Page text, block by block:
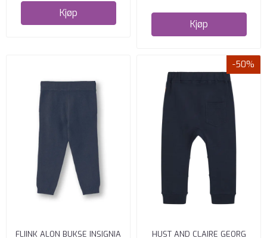
Kjøp
Kjøp
FLIINK ALON BUKSE INSIGNIA
-50%
HUST AND CLAIRE GEORG